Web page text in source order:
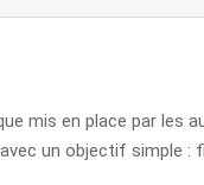
mis en place par les
un objectif simple :